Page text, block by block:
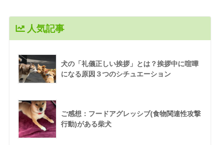
人気記事
犬の「礼儀正しい挨拶」とは？挨拶中に喧嘩
になる原因３つのシチュエーション
ご感想：フードアグレッシブ(食物関連性攻撃
行動)がある柴犬